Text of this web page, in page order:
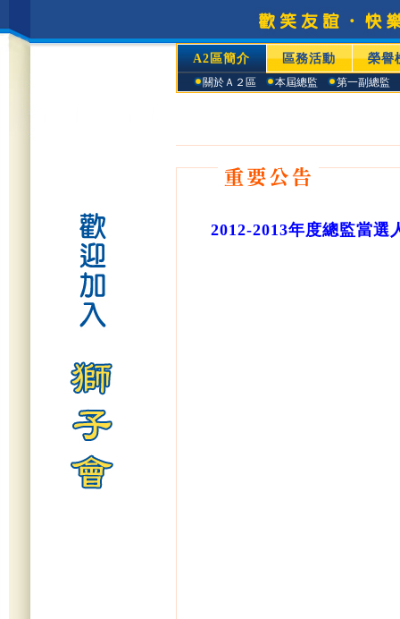
A2區簡介 區務活動 榮譽
關於Ａ２區 本屆總監 第一副總監
2012-2013年度總監當選